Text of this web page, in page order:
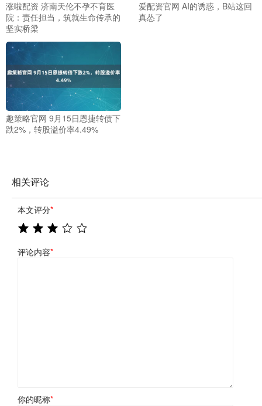
涨啦配资 济南天伦不孕不育医
院：责任担当，筑就生命传承的
坚实桥梁
爱配资官网 AI的诱惑，B站这回
真怂了
趣策略官网 9月15日恩捷转债下
跌2%，转股溢价率4.49%
相关评论
本文评分*
评论内容*
你的昵称*